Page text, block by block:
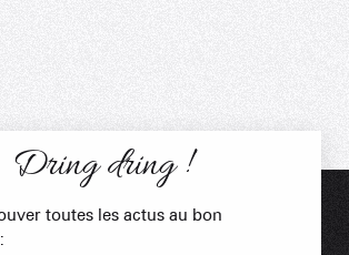
Dring dring !
toutes les actus au bon